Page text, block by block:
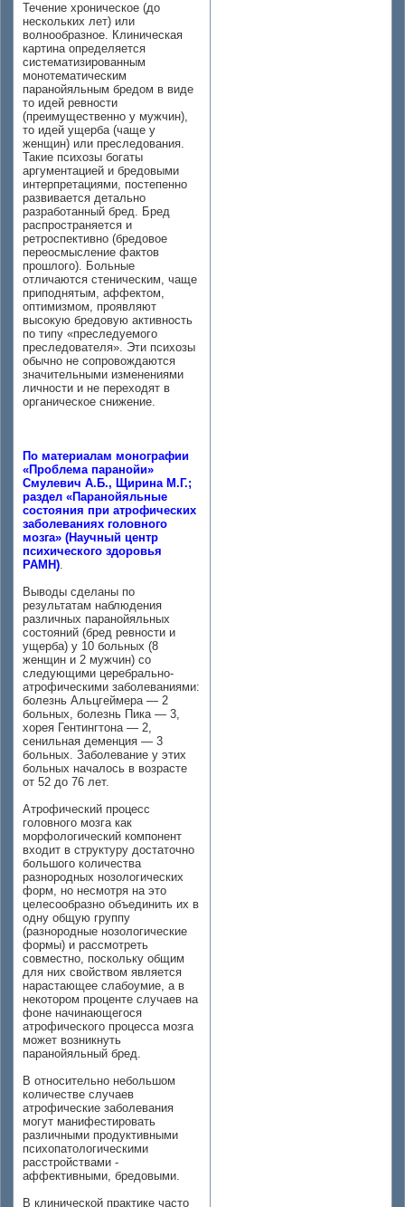
Течение хроническое (до
нескольких лет) или
волнообразное. Клиническая
картина определяется
систематизированным
монотематическим
паранойяльным бредом в виде
то идей ревности
(преимущественно у мужчин),
то идей ущерба (чаще у
женщин) или преследования.
Такие психозы богаты
аргументацией и бредовыми
интерпретациями, постепенно
развивается детально
разработанный бред. Бред
распространяется и
ретроспективно (бредовое
переосмысление фактов
прошлого). Больные
отличаются стеническим, чаще
приподнятым, аффектом,
оптимизмом, проявляют
высокую бредовую активность
по типу «преследуемого
преследователя». Эти психозы
обычно не сопровождаются
значительными изменениями
личности и не переходят в
органическое снижение.
По материалам монографии
«Проблема паранойи»
Смулевич А.Б., Щирина М.Г.;
раздел «Паранойяльные
состояния при атрофических
заболеваниях головного
мозга» (Научный центр
психического здоровья
РАМН).
Выводы сделаны по
результатам наблюдения
различных паранойяльных
состояний (бред ревности и
ущерба) у 10 больных (8
женщин и 2 мужчин) со
следующими церебрально-
атрофическими заболеваниями:
болезнь Альцгеймера — 2
больных, болезнь Пика — 3,
хорея Гентингтона — 2,
сенильная деменция — 3
больных. Заболевание у этих
больных началось в возрасте
от 52 до 76 лет.
Атрофический процесс
головного мозга как
морфологический компонент
входит в структуру достаточно
большого количества
разнородных нозологических
форм, но несмотря на это
целесообразно объединить их в
одну общую группу
(разнородные нозологические
формы) и рассмотреть
совместно, поскольку общим
для них свойством является
нарастающее слабоумие, а в
некотором проценте случаев на
фоне начинающегося
атрофического процесса мозга
может возникнуть
паранойяльный бред.
В относительно небольшом
количестве случаев
атрофические заболевания
могут манифестировать
различными продуктивными
психопатологическими
расстройствами -
аффективными, бредовыми.
В клинической практике часто